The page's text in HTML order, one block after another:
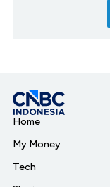
Home
My Money
Tech